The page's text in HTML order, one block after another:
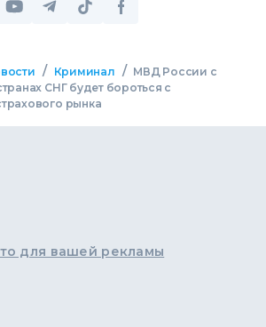
/ Криминал / МВД России с
СНГ будет бороться с
рынка
для вашей рекламы